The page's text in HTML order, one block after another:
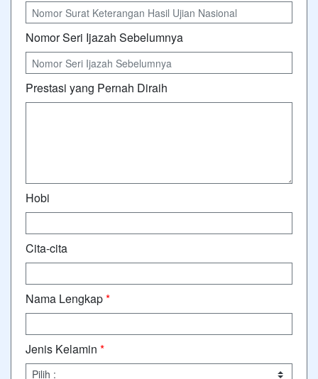
Nomor Seri Ijazah Sebelumnya
Prestasi yang Pernah Diraih
Hobi
Cita-cita
Nama Lengkap*
Jenis Kelamin *